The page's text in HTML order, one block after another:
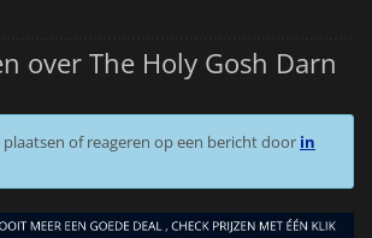
over The Holy Gosh Darn
plaatsen of reageren op een bericht door in